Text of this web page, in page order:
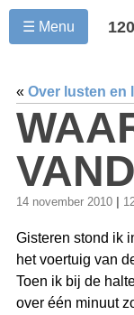
☰ Menu
« Over lusten en
14 november 2010
Gisteren stond ik
het voertuig van
Toen ik bij de
over één minuut